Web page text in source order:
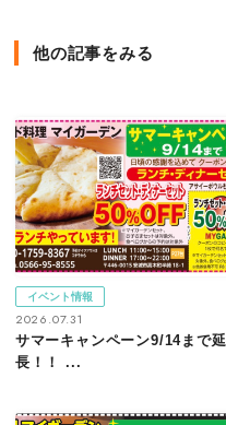
他の記事をみる
イベント情報
2026.07.31
サマーキャンペーン9/14まで延
長！！ ...